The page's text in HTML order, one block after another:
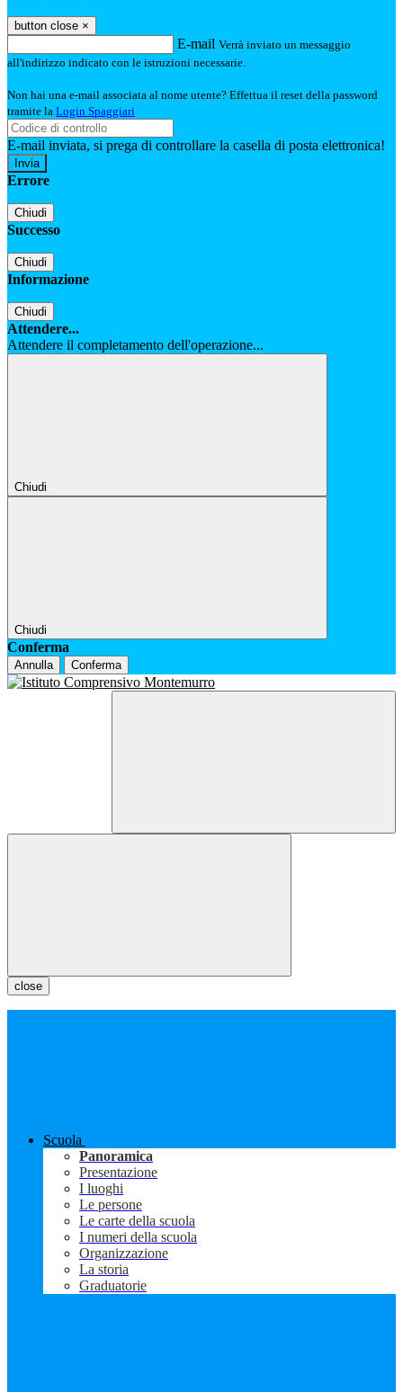
button close ×
E-mail Verrà inviato un messaggio
all'indirizzo indicato con le istruzioni necessarie.
Non hai una e-mail associata al nome utente? Effettua il reset della password
tramite la Login Spaggiari
E-mail inviata, si prega di controllare la casella di posta elettronica!
Errore
Chiudi
Successo
Chiudi
Informazione
Chiudi
Attendere...
Attendere il completamento dell'operazione...
Chiudi
Chiudi
Conferma
Annulla Conferma
close
Scuola
Panoramica
Presentazione
I luoghi
Le persone
Le carte della scuola
I numeri della scuola
Organizzazione
La storia
Graduatorie